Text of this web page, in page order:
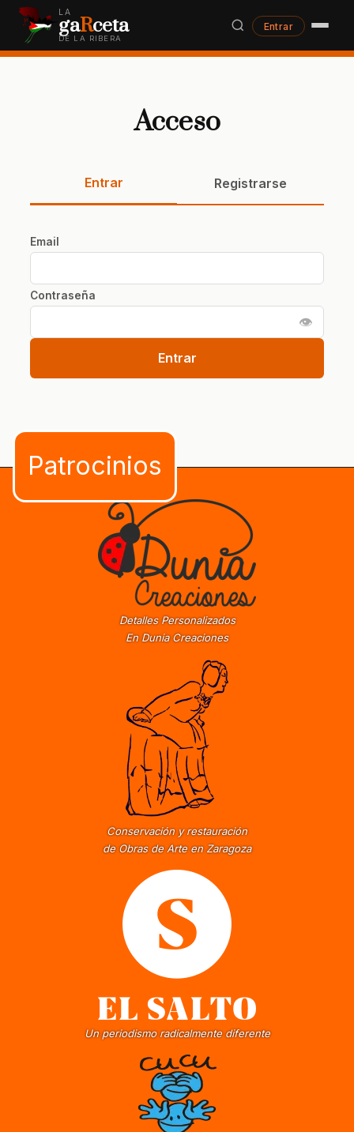
LA
gaRceta
DE LA RIBERA
Entrar
Acceso
Entrar Registrarse
Email
Contraseña
👁
Entrar
Detalles Personalizados
En Dunia Creaciones
Conservación y restauración
de Obras de Arte en Zaragoza
Un periodismo radicalmente diferente